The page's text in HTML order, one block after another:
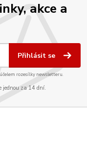
akce a
Přihlásit se
rozesílky newsletteru.
jednou za 14 dní.